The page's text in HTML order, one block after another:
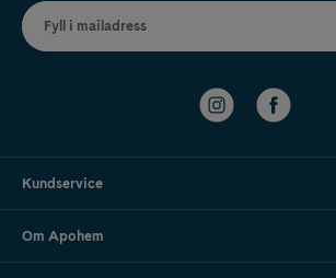
Fyll i mailadress
Kundservice
Om Apohem